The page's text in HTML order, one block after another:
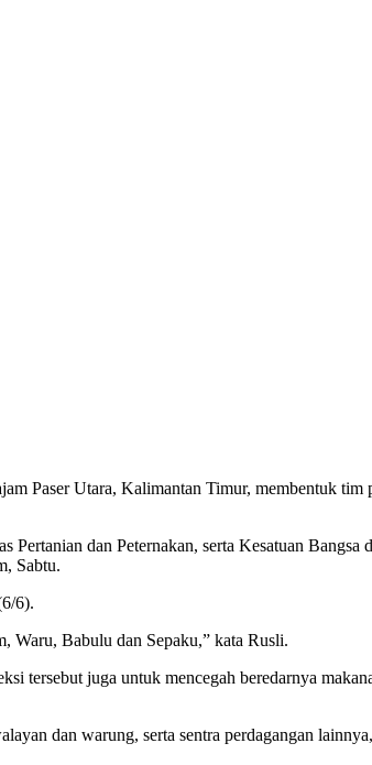
Paser Utara, Kalimantan Timur, membentuk tim
dan Peternakan, serta Kesatuan
Sabtu.
6).
Waru, Babulu dan Sepaku,” kata Rusli.
tersebut juga untuk mencegah beredarnya
dan warung, serta sentra perdagangan